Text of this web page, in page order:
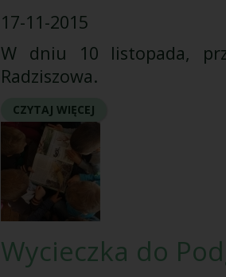
17-11-2015
W dniu 10 listopada,
Radziszowa.
CZYTAJ WIĘCEJ
Wycieczka do